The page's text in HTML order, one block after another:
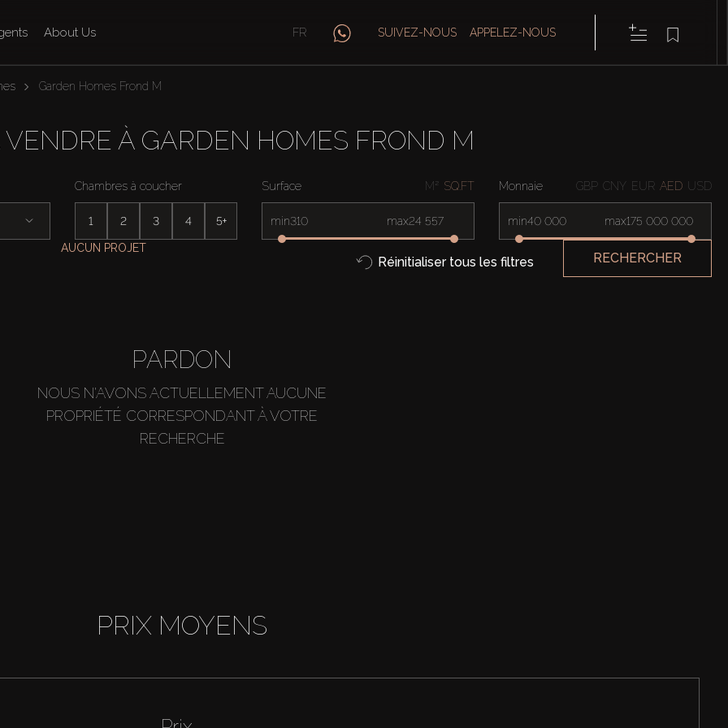
About Us FR SUIVEZ-NOUS APPELEZ-NOUS
Garden Homes Frond M
À GARDEN HOMES FROND M
Chambres à coucher
1 2 3 4 5+
Surface M² SQ.FT
min max
Monnaie GBP CNY EUR AED USD
min max
AUCUN PROJET
Réinitialiser tous les filtres RECHERCHER
PARDON
NOUS N'AVONS ACTUELLEMENT AUCUNE
PROPRIÉTÉ CORRESPONDANT À VOTRE
RECHERCHE
PRIX MOYENS